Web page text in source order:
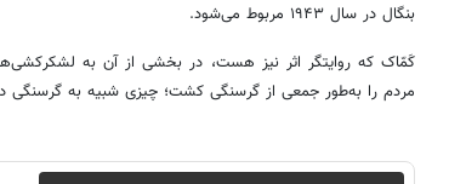
بنگال در سال ۱۹۴۳ مربوط می‌شود.
کَمّاک که روایتگر اثر نیز هست، در بخشی از آن به
مردم را به‌طور جمعی از گرسنگی کشت؛ چیزی شبیه به